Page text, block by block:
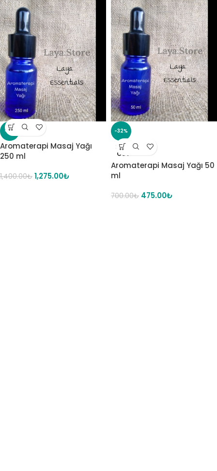
-9%
Aromaterapi Masaj Yağı
250 ml
1,400.00₺ 1,275.00₺
-32%
SOLD
OUT
Aromaterapi Masaj Yağı 50
ml
700.00₺ 475.00₺